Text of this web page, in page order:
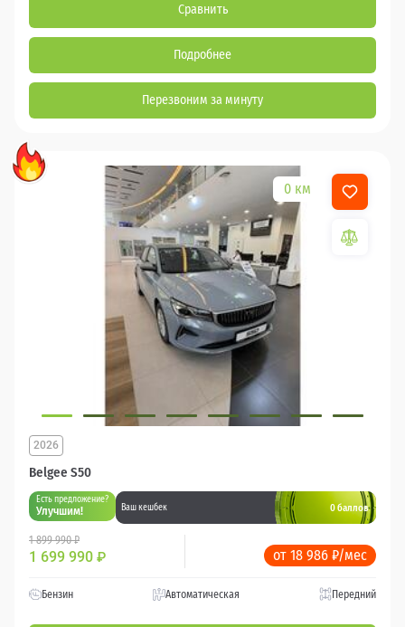
Сравнить
Подробнее
Перезвоним за минуту
0 км
Belgee S50
2026
Есть предложение?
Улучшим! Ваш кешбек 0 баллов
1 899 990 ₽
1 699 990 ₽ от 18 986 ₽/мес
Бензин Автоматическая Передний